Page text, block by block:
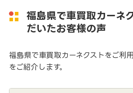
福島県で車買取カーネ
だいたお客様の声
福島県で車買取カーネクストをご利
をご紹介します。